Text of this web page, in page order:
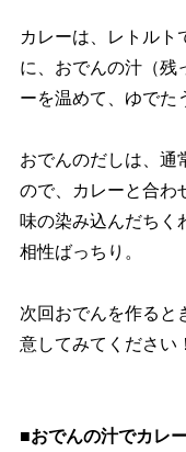
カレーは、レトルト
に、おでんの汁（残
ーを温めて、ゆでた
おでんのだしは、通
ので、カレーと合わ
味の染み込んだちく
相性ばっちり。
次回おでんを作ると
意してみてください！
■おでんの汁でカレ